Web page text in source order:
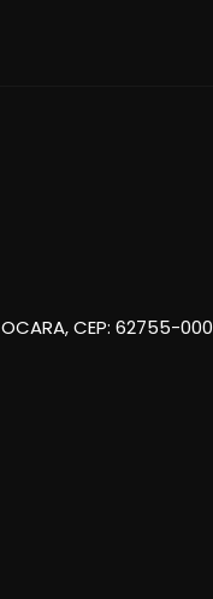
OCARA, CEP: 62755-000